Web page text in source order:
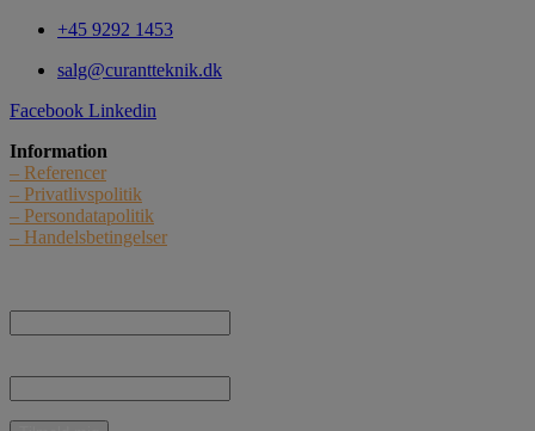
+45 9292 1453
salg@curantteknik.dk
Facebook Linkedin
Information
– Referencer
– Privatlivspolitik
– Persondatapolitik
– Handelsbetingelser